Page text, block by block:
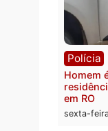
Polícia
quilos